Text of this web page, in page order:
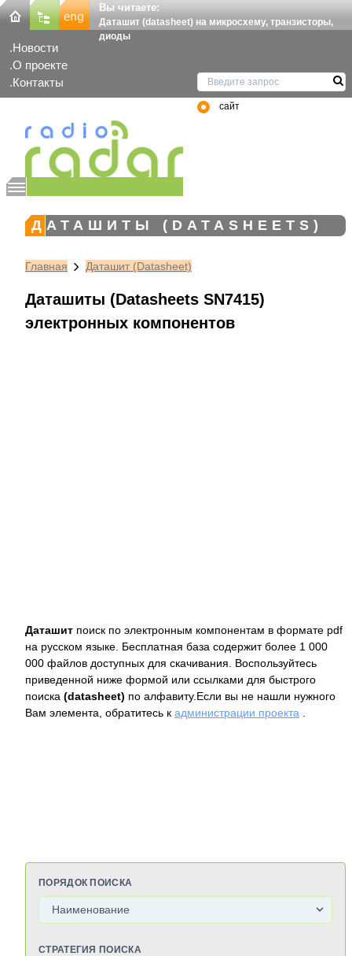
Вы читаете:
Даташит (datasheet) на микросхему, транзисторы,
диоды
Новости
О проекте
Контакты
сайт
ДАТАШИТЫ (DATASHEETS)
Главная Даташит (Datasheet)
Даташиты (Datasheets SN7415)
электронных компонентов
Даташит поиск по электронным компонентам в формате pdf
на русском языке. Бесплатная база содержит более 1 000
000 файлов доступных для скачивания. Воспользуйтесь
приведенной ниже формой или ссылками для быстрого
поиска (datasheet) по алфавиту.Если вы не нашли нужного
Вам элемента, обратитесь к администрации проекта
ПОРЯДОК ПОИСКА
СТРАТЕГИЯ ПОИСКА